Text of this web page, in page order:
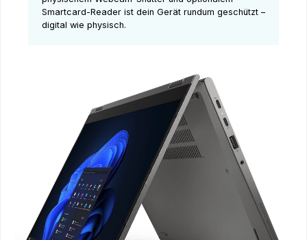
Smartcard-Reader ist dein Gerät rundum geschützt –
digital wie physisch.